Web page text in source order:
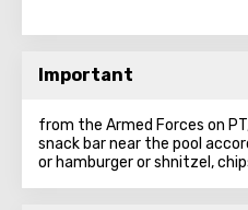
Important
from the Armed Forces on
snack bar near the pool
or hamburger or shnitzel,